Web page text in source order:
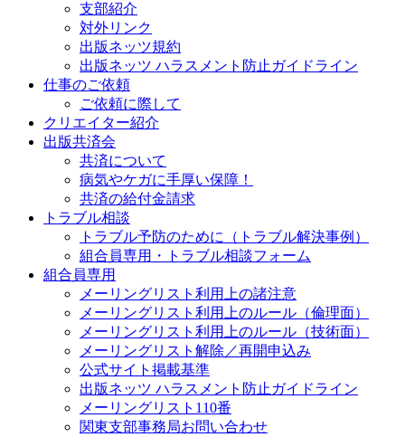
支部紹介
対外リンク
出版ネッツ規約
出版ネッツ ハラスメント防止ガイドライン
仕事のご依頼
ご依頼に際して
クリエイター紹介
出版共済会
共済について
病気やケガに手厚い保障！
共済の給付金請求
トラブル相談
トラブル予防のために（トラブル解決事例）
組合員専用・トラブル相談フォーム
組合員専用
メーリングリスト利用上の諸注意
メーリングリスト利用上のルール（倫理面）
メーリングリスト利用上のルール（技術面）
メーリングリスト解除／再開申込み
公式サイト掲載基準
出版ネッツ ハラスメント防止ガイドライン
メーリングリスト110番
関東支部事務局お問い合わせ